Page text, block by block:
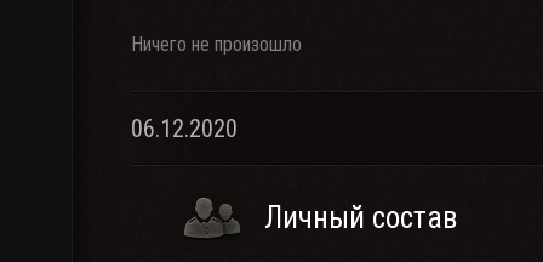
Ничего не произошло
06.12.2020
Личный состав